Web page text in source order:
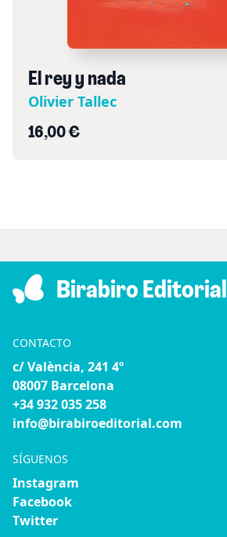
El rey y nada
Olivier Tallec
16,00 €
Birabiro Editorial
CONTACTO
c/ València, 241 4º
08007 Barcelona
+34 932 035 258
info@birabiroeditorial.com
SÍGUENOS
Instagram
Facebook
Twitter